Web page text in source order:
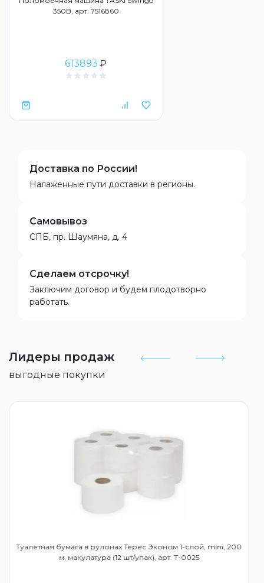
350B, арт. 7516860
613893 ₽
Доставка по России!
Налаженные пути доставки в регионы.
Самовывоз
СПБ, пр. Шаумяна, д. 4
Сделаем отсрочку!
Заключим договор и будем плодотворно
работать.
Лидеры продаж
выгодные покупки
Туалетная бумага в рулонах Терес Эконом 1-слой, mini, 200
м, макулатура (12 шт/упак), арт. Т-0025